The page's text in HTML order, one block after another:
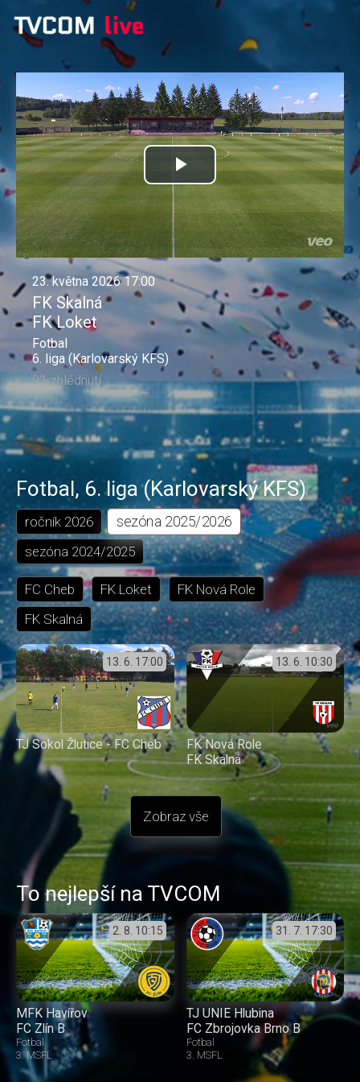
Přehrát
video
23. května 2026 17:00
FK Skalná
FK Loket
Fotbal
6. liga (Karlovarský KFS)
93 zhlédnutí
Fotbal, 6. liga (Karlovarský KFS)
ročník 2026 sezóna 2025/2026
sezóna 2024/2025
FC Cheb FK Loket
FK Nová Role
FK Skalná
13. 6. 17:00
TJ Sokol Žlutice - FC Cheb
13. 6. 10:30
FK Nová Role
FK Skalná
Zobraz vše
To nejlepší na TVCOM
2. 8. 10:15
MFK Havířov
FC Zlín B
Fotbal
3. MSFL
31. 7. 17:30
TJ UNIE Hlubina
FC Zbrojovka Brno B
Fotbal
3. MSFL